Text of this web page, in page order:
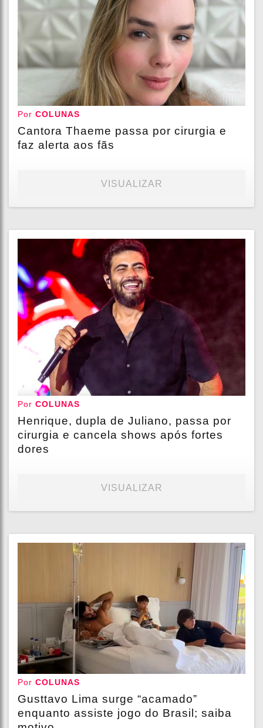
Por COLUNAS
Cantora Thaeme passa por cirurgia e
faz alerta aos fãs
VISUALIZAR
Por COLUNAS
Henrique, dupla de Juliano, passa por
cirurgia e cancela shows após fortes
dores
VISUALIZAR
Por COLUNAS
Gusttavo Lima surge “acamado”
enquanto assiste jogo do Brasil; saiba